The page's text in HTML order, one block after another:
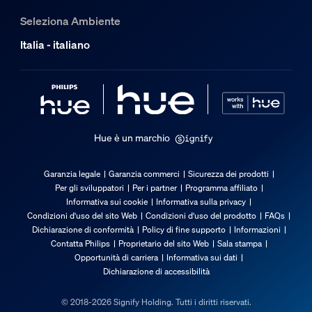
Funzionalità aggiuntiva/accessorio
Batterie incluse
Completo di morsetto
Elemento centrale
Garanzia
Posso utilizzare il modulo interruttore
Come posso aggiungere il modulo
Posso usare un modulo
Come scelgo il modulo per
Seleziona Ambiente
Italia - italiano
Hue è un marchio
Garanzia legale Garanzia commerci
Sicurezza dei prodotti
Per gli sviluppatori
Per i partner
Programma affiliato
Informativa sui cookie
Informativa sulla privacy
Condizioni d'uso del sito Web
Condizioni d'uso del prodotto
FAQs
Dichiarazione di conformità
Policy di fine supporto
Informazioni
Contatta Philips
Proprietario del sito Web
Sala stampa
Opportunità di carriera
Informativa sui dati
Dichiarazione di accessibilità
© 2018-2026 Signify Holding. Tutti i diritti riservati.